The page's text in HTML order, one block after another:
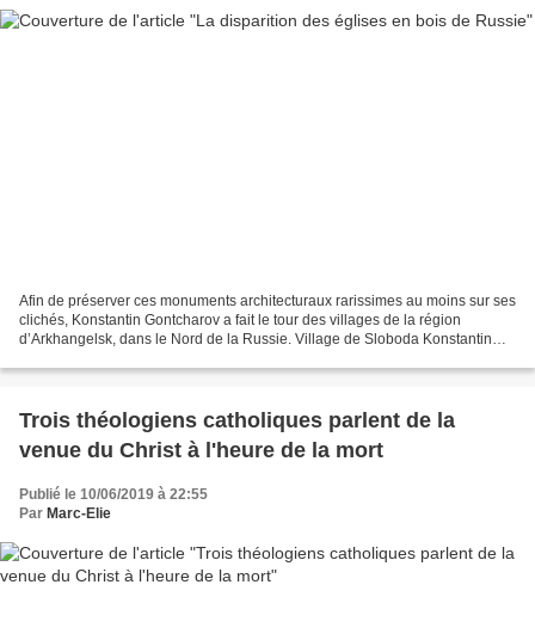
Afin de préserver ces monuments architecturaux rarissimes au moins sur ses
clichés, Konstantin Gontcharov a fait le tour des villages de la région
d’Arkhangelsk, dans le Nord de la Russie. Village de Sloboda Konstantin
Trois théologiens catholiques parlent de la
venue du Christ à l'heure de la mort
Publié le 10/06/2019 à 22:55
Par Marc-Elie